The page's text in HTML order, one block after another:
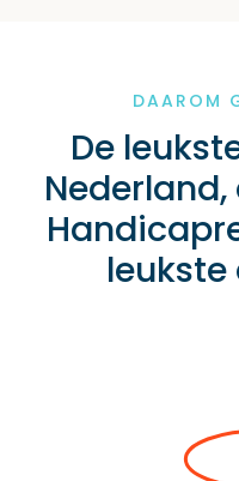
DAAROM
De